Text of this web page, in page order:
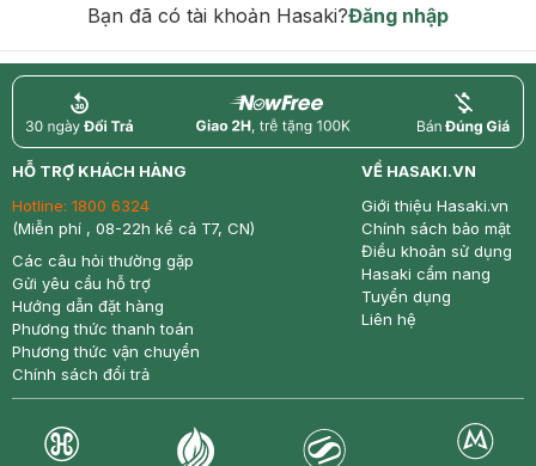
Bạn đã có tài khoản Hasaki?Đăng nhập
return nowfree price
HỖ TRỢ KHÁCH HÀNG
Hotline: 1800 6324
(Miễn phí , 08-22h kể cả T7, CN)
Các câu hỏi thường gặp
Gửi yêu cầu hỗ trợ
Hướng dẫn đặt hàng
Phương thức thanh toán
Phương thức vận chuyển
Chính sách đổi trả
VỀ HASAKI.VN
Giới thiệu Hasaki.vn
Chính sách bảo mật
Điều khoản sử dụng
Hasaki cẩm nang
Tuyển dụng
Liên hệ